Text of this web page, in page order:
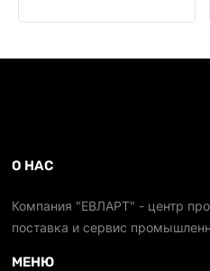
О НАС
Компания "ЕВЛАРТ" - центр
поставка и сервис
МЕНЮ